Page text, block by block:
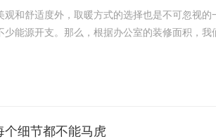
舒适度外，取暖方式的选择也是不可忽视的
能源开支。那么，根据办公室的装修面积，我
求跟它的面积大小是息息相关的。小面积的
细节都不能马虎